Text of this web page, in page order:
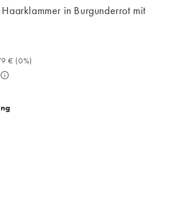
in Burgunderrot mit
Bestpreis 6,79 € (0%). Vorher 7,99 €. (-
€ (0%)